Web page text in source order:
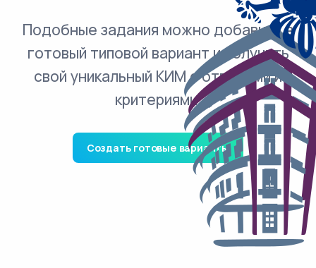
Подобные задания можно добавить в
готовый типовой вариант и получить
свой уникальный КИМ с ответами и
критериями.
Создать готовые варианты